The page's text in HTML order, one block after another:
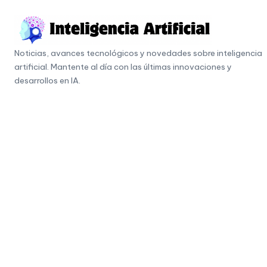
content
I
n
t
Noticias, avances tecnológicos y novedades sobre inteligencia
artificial. Mantente al día con las últimas innovaciones y
desarrollos en IA.